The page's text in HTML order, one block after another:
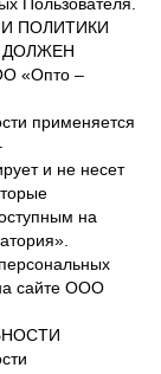
ПОЛИТИКИ
ДОЛЖЕН
«Опто –
применяется
и не несет
на
сайте ООО